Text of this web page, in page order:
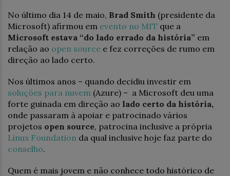
No último dia 14 de maio, Brad Smith (presidente da
Microsoft) afirmou em evento no MIT que a
Microsoft estava “do lado errado da história” em
relação ao open source e fez correções de rumo em
direção ao lado certo.
Nos últimos anos – quando decidiu investir em
soluções para nuvem (Azure) – a Microsoft deu uma
forte guinada em direção ao lado certo da história,
onde passaram à apoiar e patrocinado vários
projetos open source, patrocina inclusive a própria
Linux Foundation da qual inclusive hoje faz parte do
conselho.
Quem é mais jovem e não conhece todo histórico de